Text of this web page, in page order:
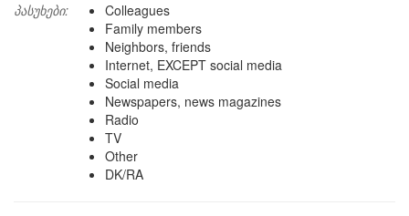
პასუხები:
Colleagues
Family members
Neighbors, friends
Internet, EXCEPT social media
Social media
Newspapers, news magazines
Radio
TV
Other
DK/RA